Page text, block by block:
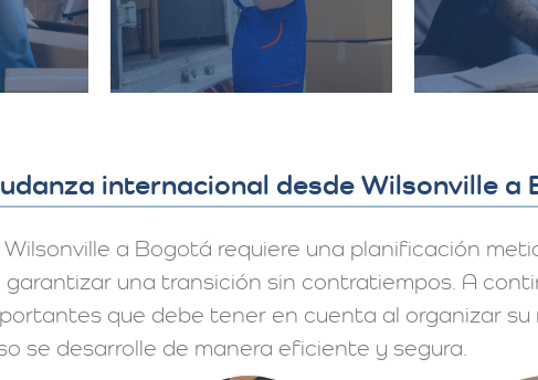
internacional desde Wilsonville a
a Bogotá requiere una planificación
una transición sin contratiempos. A
que debe tener en cuenta al organizar su
se desarrolle de manera eficiente y segura.